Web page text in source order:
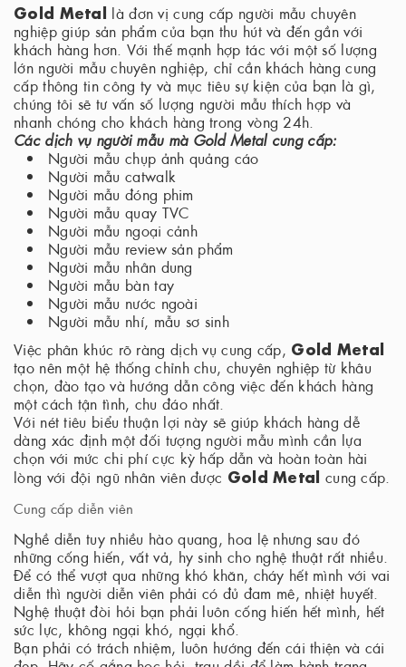
Gold Metal là đơn vị cung cấp người mẫu chuyên
nghiệp giúp sản phẩm của bạn thu hút và đến gần với
khách hàng hơn. Với thế mạnh hợp tác với một số lượng
lớn người mẫu chuyên nghiệp, chỉ cần khách hàng cung
cấp thông tin công ty và mục tiêu sự kiện của bạn là gì,
chúng tôi sẽ tư vấn số lượng người mẫu thích hợp và
nhanh chóng cho khách hàng trong vòng 24h.
Các dịch vụ người mẫu mà Gold Metal cung cấp:
Người mẫu chụp ảnh quảng cáo
Người mẫu catwalk
Người mẫu đóng phim
Người mẫu quay TVC
Người mẫu ngoại cảnh
Người mẫu review sản phẩm
Người mẫu nhân dung
Người mẫu bàn tay
Người mẫu nước ngoài
Người mẫu nhí, mẫu sơ sinh
Việc phân khúc rõ ràng dịch vụ cung cấp, Gold Metal
tạo nên một hệ thống chỉnh chu, chuyên nghiệp từ khâu
chọn, đào tạo và hướng dẫn công việc đến khách hàng
một cách tận tình, chu đáo nhất.
Với nét tiêu biểu thuận lợi này sẽ giúp khách hàng dễ
dàng xác định một đối tượng người mẫu mình cần lựa
chọn với mức chi phí cực kỳ hấp dẫn và hoàn toàn hài
lòng với đội ngũ nhân viên được Gold Metal cung cấp.
Cung cấp diễn viên
Nghề diễn tuy nhiều hào quang, hoa lệ nhưng sau đó
những cống hiến, vất vả, hy sinh cho nghệ thuật rất nhiều.
Để có thể vượt qua những khó khăn, cháy hết mình với vai
diễn thì người diễn viên phải có đủ đam mê, nhiệt huyết.
Nghệ thuật đòi hỏi bạn phải luôn cống hiến hết mình, hết
sức lực, không ngại khó, ngại khổ.
Bạn phải có trách nhiệm, luôn hướng đến cái thiện và cái